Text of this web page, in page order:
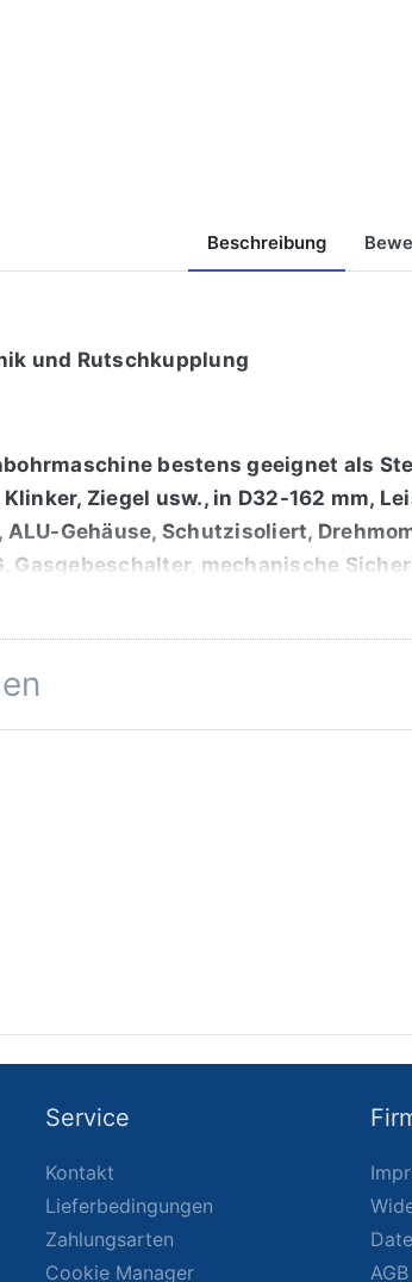
Beschreibung
und Rutschkupplung
bestens geeignet als
Ziegel usw., in D32-162 mm,
Gehäuse, Schutzisoliert,
Gasgebeschalter, mechanische
IN EUROPE", Lieferumfang:
(EBD/505/561) und Staubsauger
nach EURONORM EN
Service
Kontakt
Lieferbedingungen
Zahlungsarten
Cookie Manager
AGB